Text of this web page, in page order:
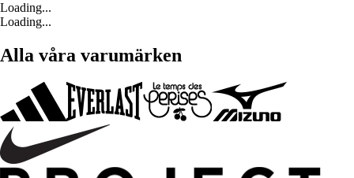
Loading...
Loading...
Alla våra varumärken